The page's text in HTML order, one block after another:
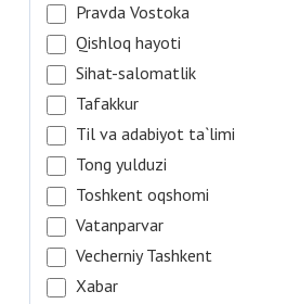
Pravda Vostoka
Qishloq hayoti
Sihat-salomatlik
Tafakkur
Til va adabiyot ta`limi
Tong yulduzi
Toshkent oqshomi
Vatanparvar
Vecherniy Tashkent
Xabar